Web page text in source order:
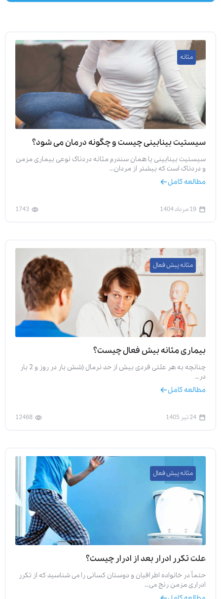
مثانه
سیستیت بینابینی چیست و چگونه درمان می شود؟
سیستیت بینابینی یا همان سندرم مثانه دردناک نوعی بیماری مزمن
و دردناک است که بیشتر از مردان…
مطالعه کامل
19 مرداد 1404 1743
مثانه پیش فعال
بیماری مثانه بیش فعال چیست؟
چنانچه به هر علتی فردی بیش از حد نرمال (شش بار در روز و 2 بار
در…
مطالعه کامل
24 تیر 1405 12468
مثانه پیش فعال
علت تکرر ادرار بعد از ادرار چیست؟
حتماً در خانواده اطرافیان و دوستان کسانی را می شناسید که از تکرر
ادراری مزمن رنج می…